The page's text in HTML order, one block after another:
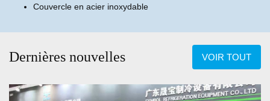
Couvercle en acier inoxydable
Dernières nouvelles VOIR TOUT